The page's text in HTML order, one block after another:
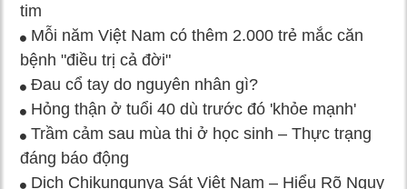
tim
Mỗi năm Việt Nam có thêm 2.000 trẻ mắc căn
bệnh "điều trị cả đời"
Đau cổ tay do nguyên nhân gì?
Hỏng thận ở tuổi 40 dù trước đó 'khỏe mạnh'
Trầm cảm sau mùa thi ở học sinh – Thực trạng
đáng báo động
Dịch Chikungunya Sát Việt Nam – Hiểu Rõ Nguy